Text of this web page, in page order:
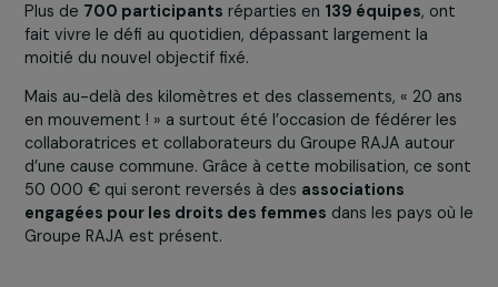
Un engagement qui dépasse le sport
Au fil des semaines, l’enthousiasme n’a cessé de grandir.
Plus de700 participants